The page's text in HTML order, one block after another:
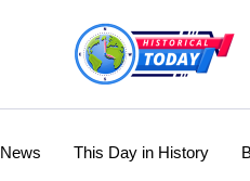
News This Day in History